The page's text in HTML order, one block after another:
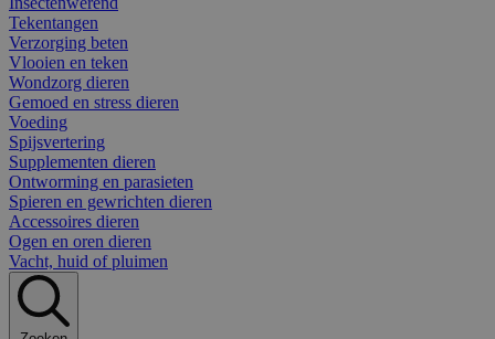
Tekentangen
Verzorging beten
Vlooien en teken
Wondzorg dieren
Gemoed en stress dieren
Voeding
Spijsvertering
Supplementen dieren
Ontworming en parasieten
Spieren en gewrichten dieren
Accessoires dieren
Ogen en oren dieren
Vacht, huid of pluimen